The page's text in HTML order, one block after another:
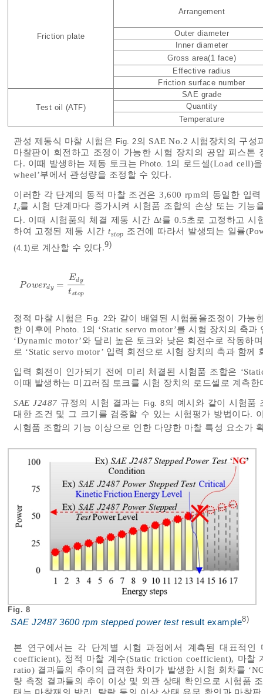
Friction plate
Arrangement
Outer diameter
Inner diameter
Gross area(1 face)
Effective radius
Friction surface number
Test oil (ATF)
SAE grade
Quantity
Temperature
관성 제동식 마찰 시험은 Fig. 2의 SAE No.2 시험장치의 구성
마찰판이 회전하고 조정이 가능한 시험 장치의 공압 피스톤
다. 이때 발생하는 제동 토크는 Photo. 1의 로드셀(Load cell)
wheel’부에서 관성량을 조정할 수 있다.
이러한 각 단계의 동적 마찰 조건은 3,600 rpm의 동일한 입
Ie를 시험 단계마다 증가시켜 시험품 조합의 손상 또는 기능
다. 이때 시험품의 체결 제동 시간 ∆t를 0.5초로 고정하고 시
하여 고정된 제동 시간tstop 조건에 따라서 발생되는 일률
(4.1) 로 계산할 수 있다.9)
Powerdy =
Edy
tstop
Powerdy= Edyts
정적 마찰 시험은 Fig. 2와 같이 배열된 시험품을조정이 가능
한 이후에
Photo. 1의 ‘Static servo motor’를 시험 장치의 축
‘Dynamic motor’와 달리 높은 토크와 낮은 회전수로 작동하
로 ‘Static servo motor’ 입력 회전으로 시험 장치의 축과 함께
입력 회전이 인가되기 전에 미리 체결된 시험품 조합은
이때 발생하는 미끄러짐 토크를 시험 장치의 로드셀로 계측한
SAE J2487 규정의 시험 결과는 Fig. 8의 예시와 같이 시험품
대한 조건 및 그 크기를 검증할 수 있는 시험평가 방법이다.
시험품 조합의 기능 이상으로 인한 다양한 마찰 특성 요소가
Fig. 8
SAE J2487 3600 rpm stepped power testresult example8)
본 연구에서는 각 단계별 시험 과정에서 계측된 대표적
coefficient), 정적 마찰 계수(Static friction coefficient), 마찰
ratio) 결과들의 추이의 급격한 차이가 발생한 시험 회차를
량 측정 결과들의 추이 이상 및 외관 상태 확인으로 시험품
태는 마찰재의 박리, 탈락 등의 이상 상태 유무 확인과 마찰